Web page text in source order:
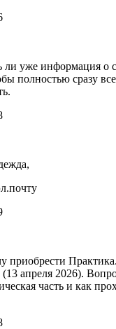
ли уже информация о
полностью сразу
приобрести
апреля 2026).
часть и как